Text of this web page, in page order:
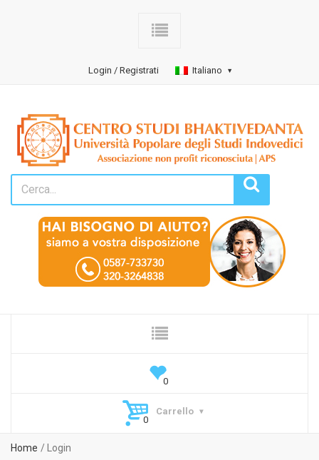
Login / Registrati Italiano
Carrello
Home Login